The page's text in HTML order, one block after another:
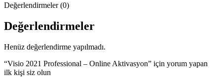
Değerlendirmeler (0)
Değerlendirmeler
Henüz değerlendirme yapılmadı.
“Visio 2021 Professional – Online Aktivasyon” için yorum yapan
ilk kişi siz olun